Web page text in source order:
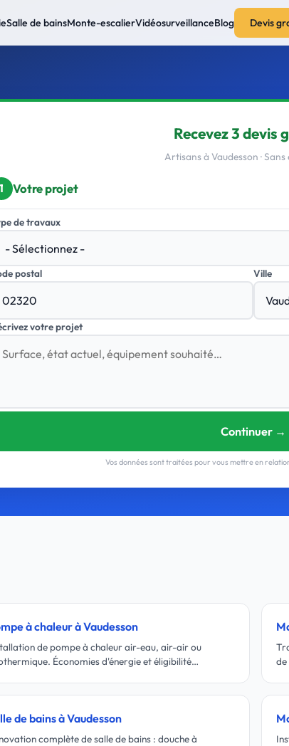
Salle de bainsMonte-escalierVidéosurveillanceBlog Devis
Recevez 3 devis
Artisans à Vaudesson ·
1 Votre projet
de travaux
postal Ville
votre projet
Continuer →
Vos données sont traitées pour vous mettre en
à chaleur à Vaudesson
de pompe à chaleur air-eau, air-air ou
Économies d'énergie et éligibilité…
de bains à Vaudesson
complète de salle de bains : douche à